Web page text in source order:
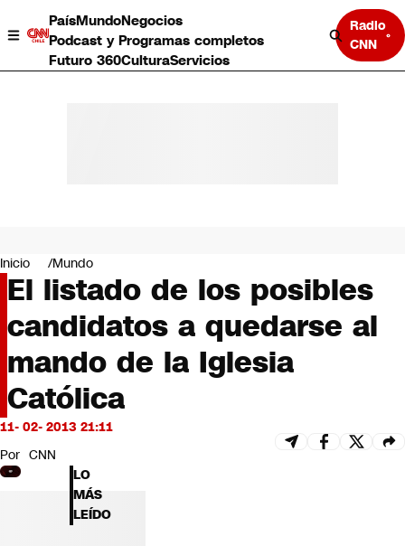
PaísMundoNegocios
Podcast y Programas completos
Futuro 360CulturaServicios
Radio
CNN
Negocios
Deportes
Programas completos
Cultura
Servicios
Bits
CNN Data
CNN tiempo
Futuro 360
Inicio Mundo
El listado de los posibles
candidatos a quedarse al
mando de la Iglesia
Católica
11- 02- 2013 21:11
Por CNN
LO
MÁS
LEÍDO